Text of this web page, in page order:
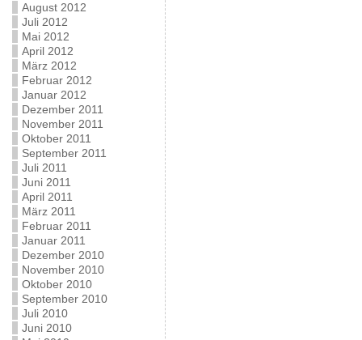
August 2012
Juli 2012
Mai 2012
April 2012
März 2012
Februar 2012
Januar 2012
Dezember 2011
November 2011
Oktober 2011
September 2011
Juli 2011
Juni 2011
April 2011
März 2011
Februar 2011
Januar 2011
Dezember 2010
November 2010
Oktober 2010
September 2010
Juli 2010
Juni 2010